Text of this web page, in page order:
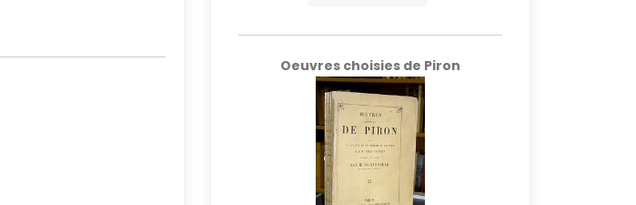
Oeuvres choisies de Piron